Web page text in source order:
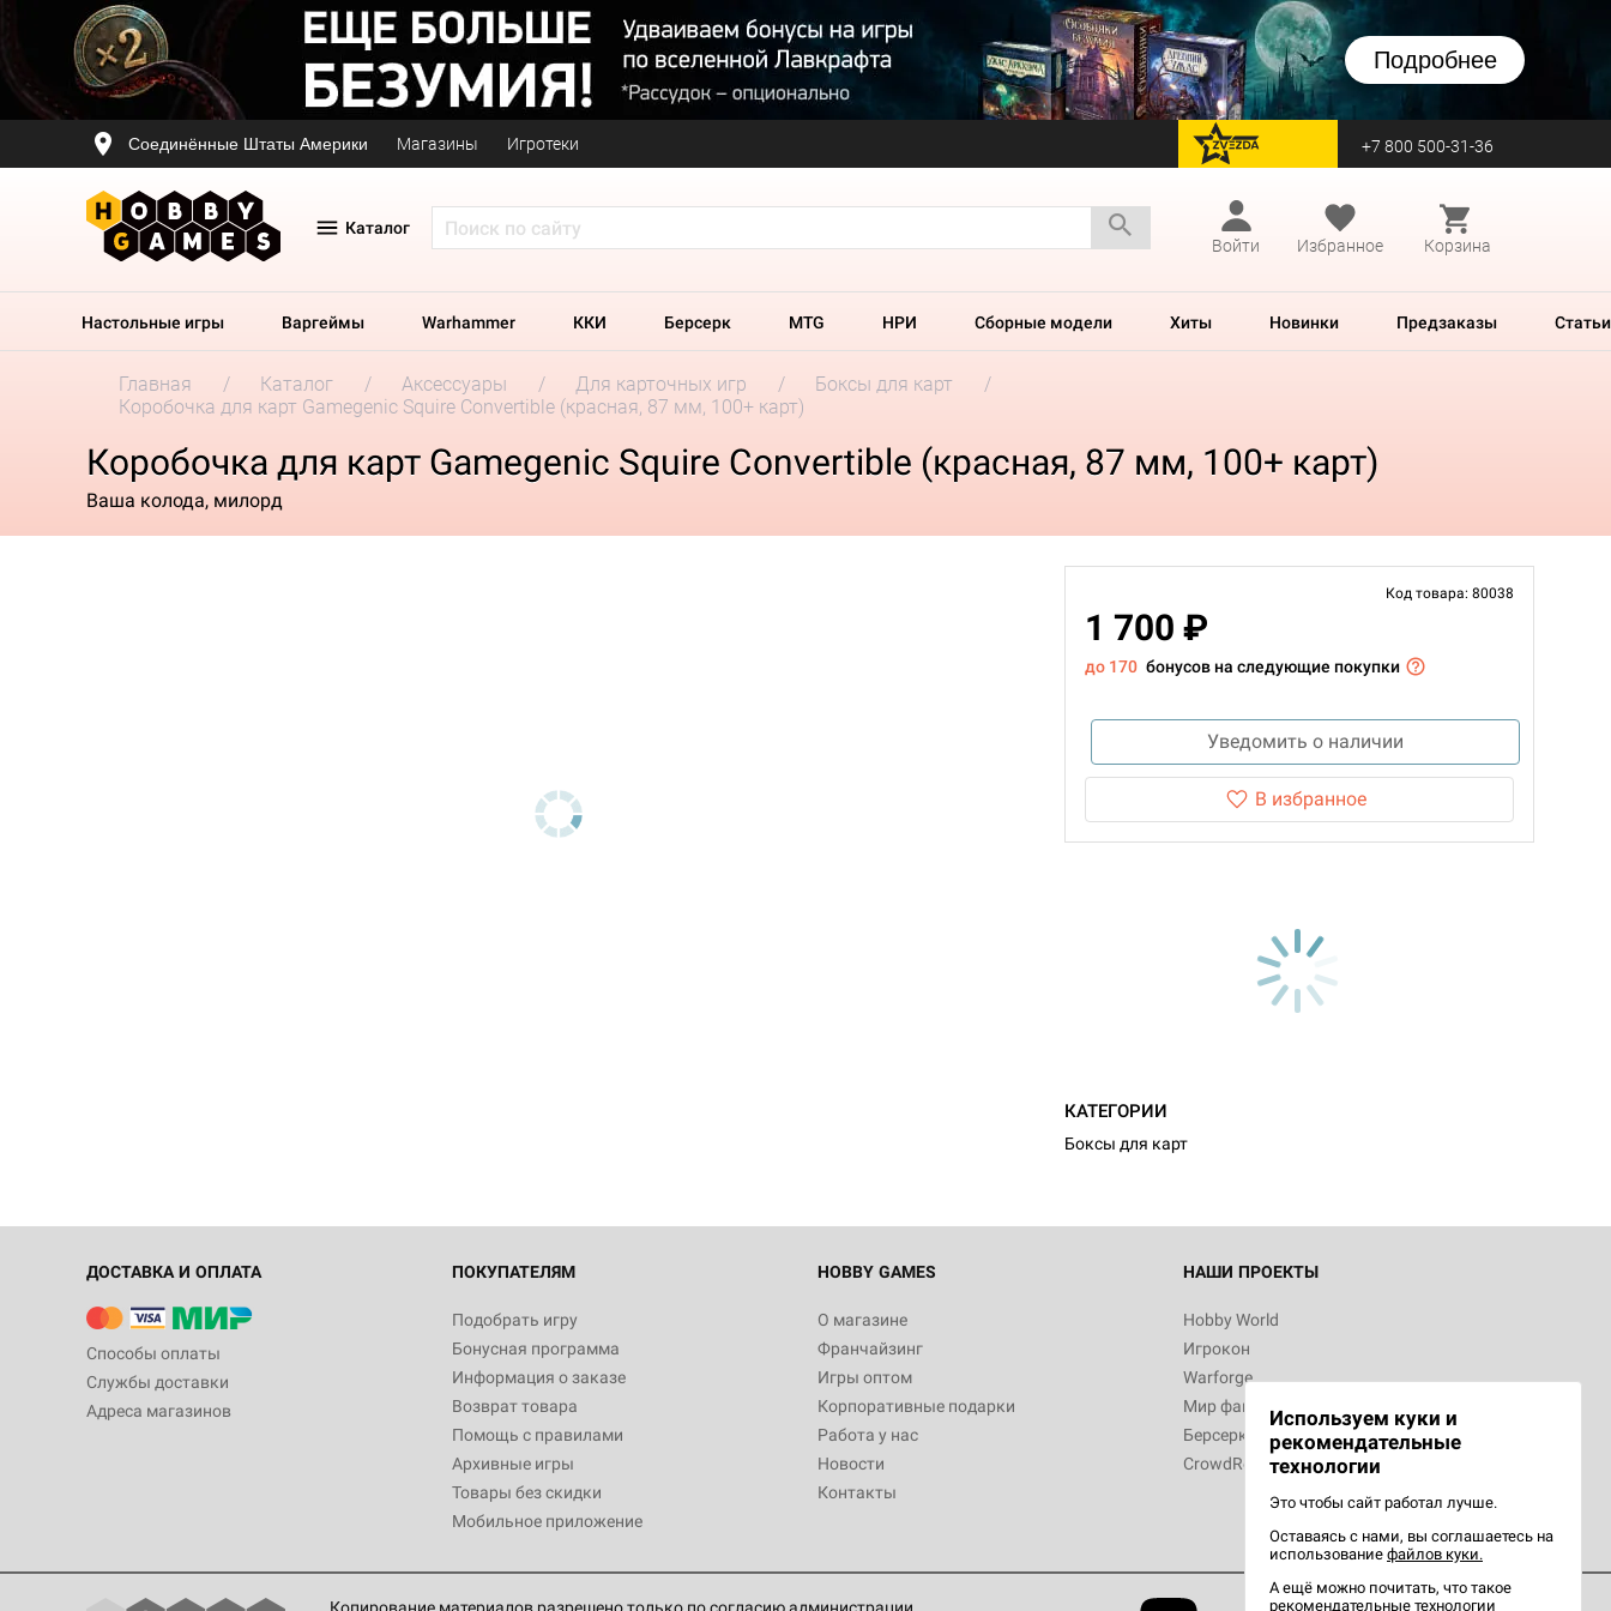
Подробнее
Соединённые Штаты Америки Магазины Игротеки перейти на Zvezda +7 800 500-31-36
Каталог
Войти
Избранное Корзина
Настольные игры Варгеймы Warhammer ККИ Берсерк MTG НРИ Сборные модели Хиты Новинки Предзаказы Статьи
Главная Каталог Аксессуары Для карточных игр
Боксы для карт
Коробочка для карт Gamegenic Squire Convertible (красная, 87 мм, 100+ карт)
Коробочка для карт Gamegenic Squire Convertible (красная, 87 мм, 100+ карт)
Ваша колода, милорд
Код товара: 80038
1 700 ₽
до 170 бонусов на следующие покупки
Уведомить о наличии
В избранное
КАТЕГОРИИ
Боксы для карт
ДОСТАВКА И ОПЛАТА
Способы оплаты
Службы доставки
Адреса магазинов
ПОКУПАТЕЛЯМ
Подобрать игру
Бонусная программа
Информация о заказе
Возврат товара
Помощь с правилами
Архивные игры
Товары без скидки
Мобильное приложение
HOBBY GAMES
О магазине
Франчайзинг
Игры оптом
Корпоративные подарки
Работа у нас
Новости
Контакты
НАШИ ПРОЕКТЫ
Hobby World
Игрокон
Warforge
Мир фантастики
Берсерк
CrowdRepublic
Используем куки и
рекомендательные
технологии
Это чтобы сайт работал лучше.
Оставаясь с нами, вы соглашаетесь на
использование файлов куки.
А ещё можно почитать, что такое
рекомендательные технологии